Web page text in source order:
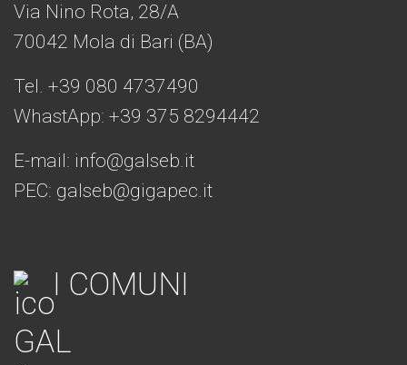
Via Nino Rota, 28/A
70042 Mola di Bari (BA)
Tel. +39 080 4737490
WhastApp: +39 375 8294442
E-mail: info@galseb.it
PEC: galseb@gigapec.it
I COMUNI